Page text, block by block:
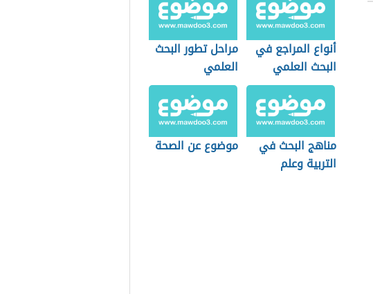
أنواع المراجع في
البحث العلمي
مراحل تطور البحث
العلمي
مناهج البحث في
التربية وعلم
موضوع عن الصحة